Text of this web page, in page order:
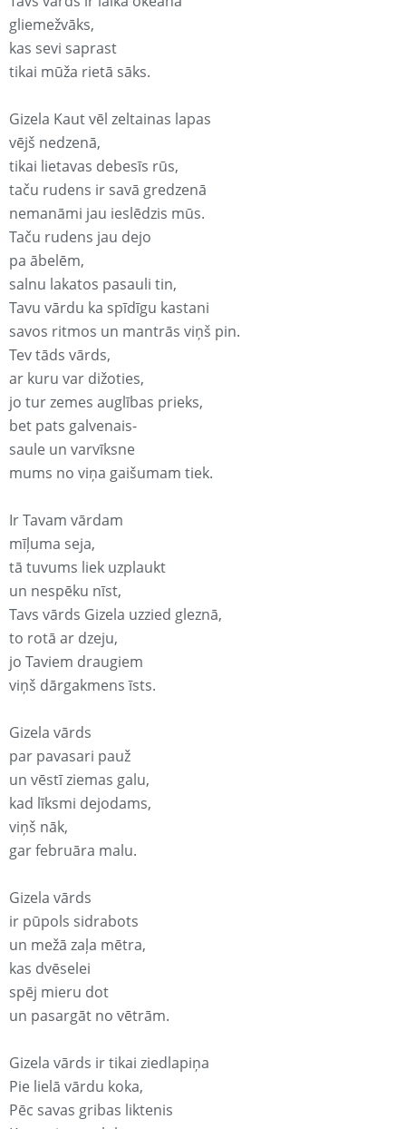
gliemežvāks,
kas sevi saprast
tikai mūža rietā sāks.
Gizela Kaut vēl zeltainas lapas
vējš nedzenā,
tikai lietavas debesīs rūs,
taču rudens ir savā gredzenā
nemanāmi jau ieslēdzis mūs.
Taču rudens jau dejo
pa ābelēm,
salnu lakatos pasauli tin,
Tavu vārdu ka spīdīgu kastani
savos ritmos un mantrās viņš pin.
Tev tāds vārds,
ar kuru var dižoties,
jo tur zemes auglības prieks,
bet pats galvenais-
saule un varvīksne
mums no viņa gaišumam tiek.
Ir Tavam vārdam
mīļuma seja,
tā tuvums liek uzplaukt
un nespēku nīst,
Tavs vārds Gizela uzzied gleznā,
to rotā ar dzeju,
jo Taviem draugiem
viņš dārgakmens īsts.
Gizela vārds
par pavasari pauž
un vēstī ziemas galu,
kad līksmi dejodams,
viņš nāk,
gar februāra malu.
Gizela vārds
ir pūpols sidrabots
un mežā zaļa mētra,
kas dvēselei
spēj mieru dot
un pasargāt no vētrām.
Gizela vārds ir tikai ziedlapiņa
Pie lielā vārdu koka,
Pēc savas gribas liktenis